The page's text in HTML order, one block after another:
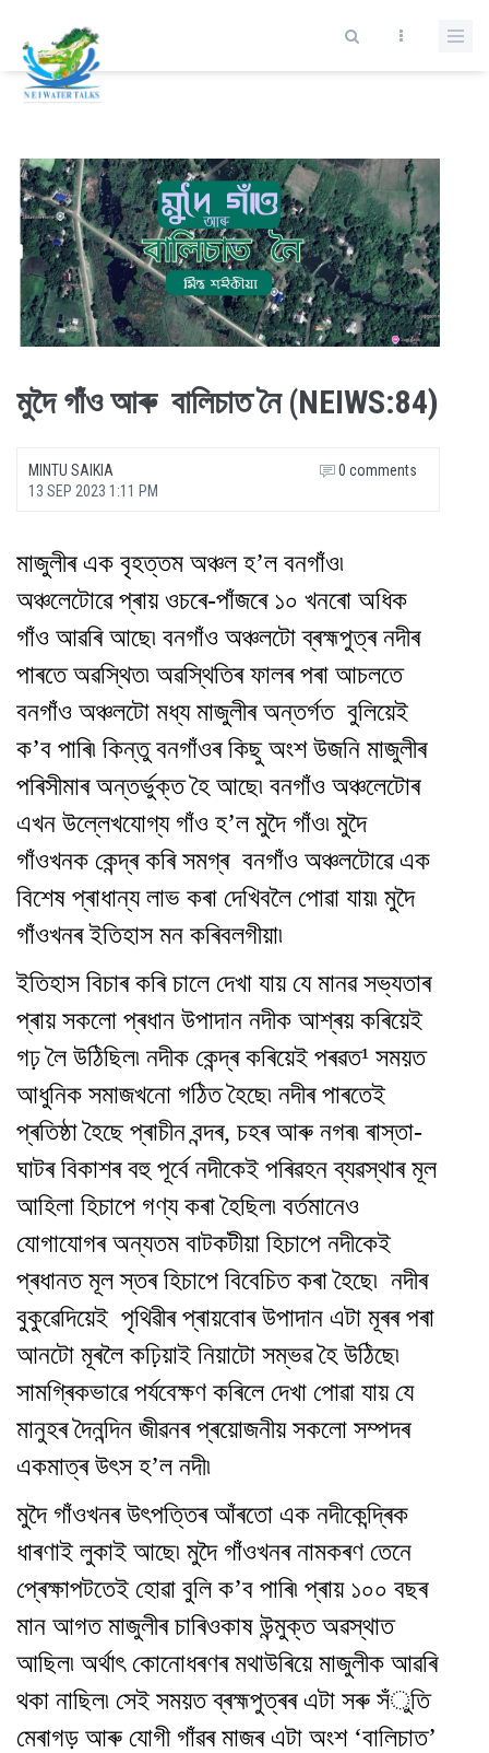
মুদৈ গাঁও আৰু বালিচাত নৈ (NEIWS:84)
MINTU SAIKIA
13 SEP 2023 1:11 PM
0 comments
মাজুলীৰ এক বৃহত্তম অঞ্চল হ’ল বনগাঁও৷
অঞ্চলেটোৱে প্ৰায় ওচৰে-পাঁজৰে ১০ খনৰো অধিক
গাঁও আৱৰি আছে৷ বনগাঁও অঞ্চলটো ব্ৰহ্মপুত্ৰ নদীৰ
পাৰতে অৱস্থিত৷ অৱস্থিতিৰ ফালৰ পৰা আচলতে
বনগাঁও অঞ্চলটো মধ্য মাজুলীৰ অন্তৰ্গত বুলিয়েই
ক’ব পাৰি৷ কিন্তু বনগাঁওৰ কিছু অংশ উজনি মাজুলীৰ
পৰিসীমাৰ অন্তৰ্ভুক্ত হৈ আছে৷ বনগাঁও অঞ্চলেটোৰ
এখন উল্লেখযোগ্য গাঁও হ’ল মুদৈ গাঁও৷ মুদৈ
গাঁওখনক কেন্দ্ৰ কৰি সমগ্ৰ বনগাঁও অঞ্চলটোৱে এক
বিশেষ প্ৰাধান্য লাভ কৰা দেখিবলৈ পোৱা যায়৷ মুদৈ
গাঁওখনৰ ইতিহাস মন কৰিবলগীয়া৷
ইতিহাস বিচাৰ কৰি চালে দেখা যায় যে মানৱ সভ্যতাৰ
প্ৰায় সকলো প্ৰধান উপাদান নদীক আশ্ৰয় কৰিয়েই
গঢ় লৈ উঠিছিল৷ নদীক কেন্দ্ৰ কৰিয়েই পৰৱত¹ সময়ত
আধুনিক সমাজখনো গঠিত হৈছে৷ নদীৰ পাৰতেই
প্ৰতিষ্ঠা হৈছে প্ৰাচীন বন্দৰ, চহৰ আৰু নগৰ৷ ৰাস্তা-
ঘাটৰ বিকাশৰ বহু পূৰ্বে নদীকেই পৰিৱহন ব্যৱস্থাৰ মূল
আহিলা হিচাপে গণ্য কৰা হৈছিল৷ বৰ্তমানেও
যোগাযোগৰ অন্যতম বাটকটীয়া হিচাপে নদীকেই
প্ৰধানত মূল স্তৰ হিচাপে বিবেচিত কৰা হৈছে৷ নদীৰ
বুকুৱেদিয়েই পৃথিৱীৰ প্ৰায়বোৰ উপাদান এটা মূৰৰ পৰা
আনটো মূৰলৈ কঢ়িয়াই নিয়াটো সম্ভৱ হৈ উঠিছে৷
সামগ্ৰিকভাৱে পৰ্যবেক্ষণ কৰিলে দেখা পোৱা যায় যে
মানুহৰ দৈনন্দিন জীৱনৰ প্ৰয়োজনীয় সকলো সম্পদৰ
একমাত্ৰ উৎস হ’ল নদী৷
মুদৈ গাঁওখনৰ উৎপত্তিৰ আঁৰতো এক নদীকেন্দ্ৰিক
ধাৰণাই লুকাই আছে৷ মুদৈ গাঁওখনৰ নামকৰণ তেনে
প্ৰেক্ষাপটতেই হোৱা বুলি ক’ব পাৰি৷ প্ৰায় ১০০ বছৰ
মান আগত মাজুলীৰ চাৰিওকাষ উন্মুক্ত অৱস্থাত
আছিল৷ অৰ্থাৎ কোনোধৰণৰ মথাউৰিয়ে মাজুলীক আৱৰি
থকা নাছিল৷ সেই সময়ত ব্ৰহ্মপুত্ৰৰ এটা সৰু সঁুতি
মেৰাগড় আৰু যোগী গাঁৱৰ মাজৰ এটা অংশ ‘বালিচাত’